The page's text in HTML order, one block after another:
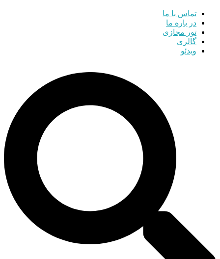
تماس با ما
در باره ما
تور مجازی
گالری
ویدئو